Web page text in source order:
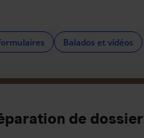
Balados et vidéos
de dossier